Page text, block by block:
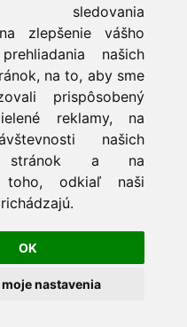
sledovania
zlepšenie vášho
našich
na to, aby sme
prispôsobený
reklamy, na
našich
stránok a na
toho, odkiaľ naši
OK
nastavenia
v nástroji
za krokom v
plánovanie pre
Využite MDA v praxi
business
JIRA: Úspech pri
v Jave: Praktické tipy